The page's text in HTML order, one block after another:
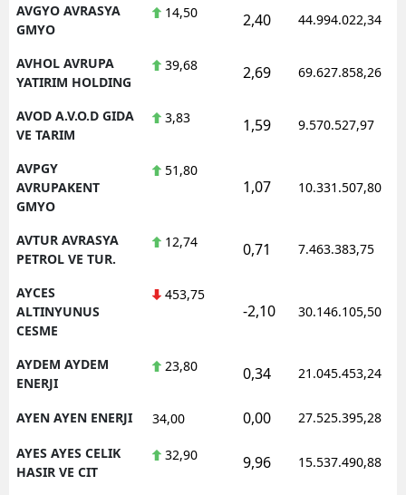
AVGYO AVRASYA
GMYO
14,50 2,40 44.994.022,34
AVHOL AVRUPA
YATIRIM HOLDING
39,68 2,69 69.627.858,26
AVOD A.V.O.D GIDA
VE TARIM
3,83 1,59 9.570.527,97
AVPGY
AVRUPAKENT
GMYO
51,80
1,07 10.331.507,80
AVTUR AVRASYA
PETROL VE TUR.
12,74 0,71 7.463.383,75
AYCES
ALTINYUNUS
CESME
453,75
-2,10 30.146.105,50
AYDEM AYDEM
ENERJI
23,80 0,34 21.045.453,24
AYEN AYEN ENERJI 34,00 0,00 27.525.395,28
AYES AYES CELIK
HASIR VE CIT
32,90 9,96 15.537.490,88